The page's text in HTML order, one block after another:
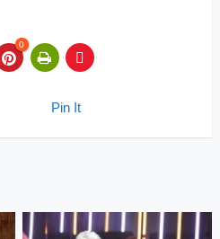
0
Pin It